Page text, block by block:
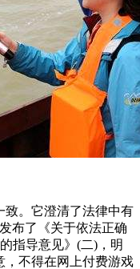
致。它澄清了法律中有
布了《关于依法正确
指导意见》(二)，明
，不得在网上付费游戏